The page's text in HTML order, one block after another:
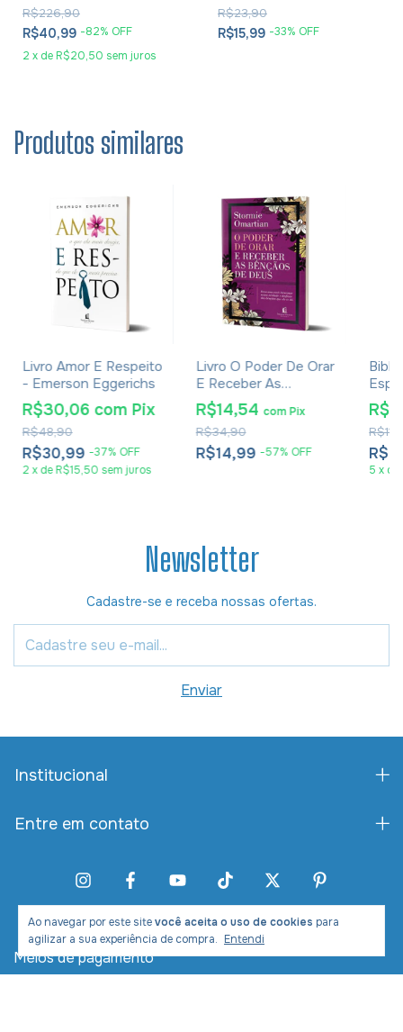
Ao navegar por este sitevocê aceita o uso de cookies para
agilizar a sua experiência de compra. Entendi
R$40,99 -82% OFF
2 x de R$20,50 sem juros
R$226,90
R$15,99 -33% OFF
R$23,90
Produtos similares
Livro Amor E Respeito
- Emerson Eggerichs
R$30,99 -37% OFF
R$48,90
R$30,06 com Pix
2 xdeR$15,50 sem juros
Livro O Poder De Orar
E Receber As
Bênçãos De Deus -
Stormie Omartian
R$14,99 -57% OFF
R$34,90
R$14,54 com Pix
5 x de
Newsletter
Cadastre-se e receba nossas ofertas.
Institucional
Entre em contato
Meios de pagamento